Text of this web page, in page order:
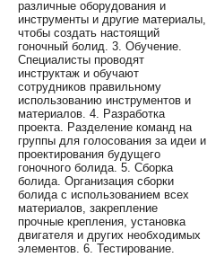
различные оборудования и
инструменты и другие материалы,
чтобы создать настоящий
гоночный болид. 3. Обучение.
Специалисты проводят
инструктаж и обучают
сотрудников правильному
использованию инструментов и
материалов. 4. Разработка
проекта. Разделение команд на
группы для голосования за идеи и
проектирования будущего
гоночного болида. 5. Сборка
болида. Организация сборки
болида с использованием всех
материалов, закрепление
прочные крепления, установка
двигателя и других необходимых
элементов. 6. Тестирование.